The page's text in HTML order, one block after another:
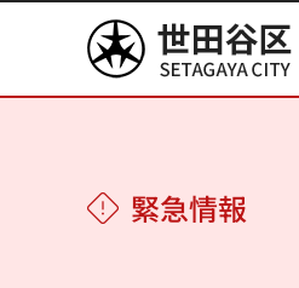
世田谷区
緊急情報